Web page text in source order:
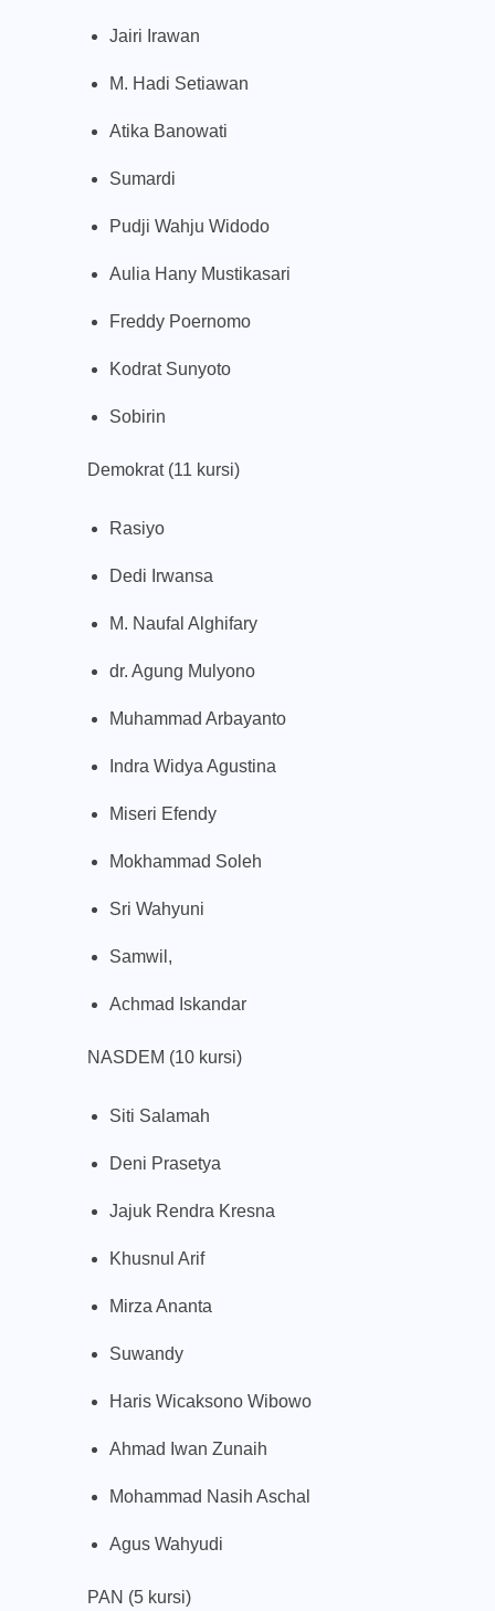
Jairi Irawan
M. Hadi Setiawan
Atika Banowati
Sumardi
Pudji Wahju Widodo
Aulia Hany Mustikasari
Freddy Poernomo
Kodrat Sunyoto
Sobirin
Demokrat (11 kursi)
Rasiyo
Dedi Irwansa
M. Naufal Alghifary
dr. Agung Mulyono
Muhammad Arbayanto
Indra Widya Agustina
Miseri Efendy
Mokhammad Soleh
Sri Wahyuni
Samwil,
Achmad Iskandar
NASDEM (10 kursi)
Siti Salamah
Deni Prasetya
Jajuk Rendra Kresna
Khusnul Arif
Mirza Ananta
Suwandy
Haris Wicaksono Wibowo
Ahmad Iwan Zunaih
Mohammad Nasih Aschal
Agus Wahyudi
PAN (5 kursi)